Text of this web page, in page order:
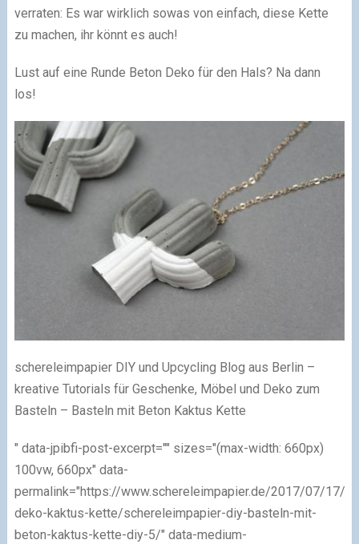
verraten: Es war wirklich sowas von einfach, diese Kette
zu machen, ihr könnt es auch!
Lust auf eine Runde Beton Deko für den Hals? Na dann
los!
schereleimpapier DIY und Upcycling Blog aus Berlin –
kreative Tutorials für Geschenke, Möbel und Deko zum
Basteln – Basteln mit Beton Kaktus Kette
" data-jpibfi-post-excerpt="" sizes="(max-width: 660px)
100vw, 660px" data-
permalink="https://www.schereleimpapier.de/2017/07/17/
deko-kaktus-kette/schereleimpapier-diy-basteln-mit-
beton-kaktus-kette-diy-5/" data-medium-